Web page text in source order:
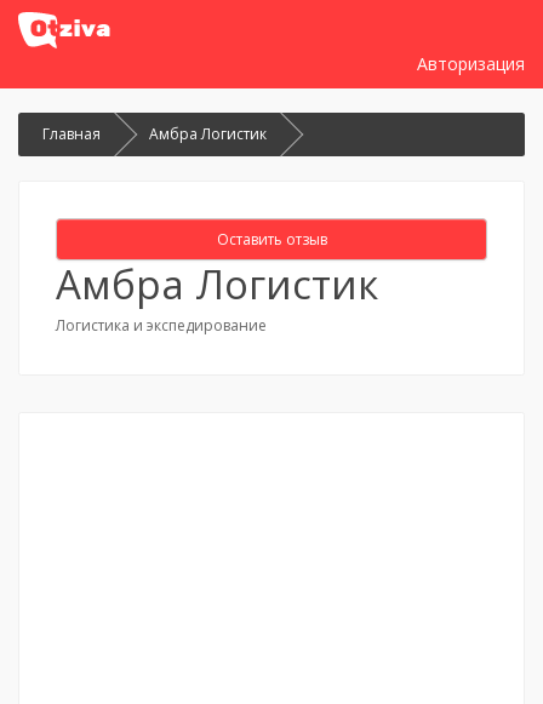
Авторизация
Главная Амбра Логистик
Оставить отзыв
Амбра Логистик
Логистика и экспедирование